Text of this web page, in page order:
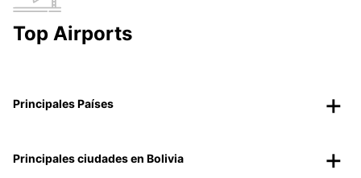
Top Airports
Principales Países
Principales ciudades en Bolivia